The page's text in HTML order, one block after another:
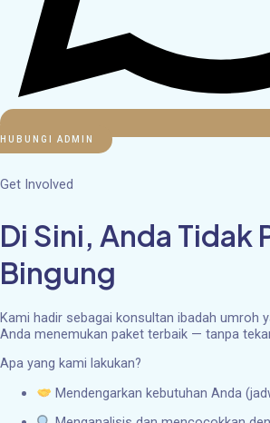
HUBUNGI ADMIN
Get Involved
Di Sini, Anda Tidak
Bingung
Kami hadir sebagai konsultan ibadah umroh
Anda menemukan paket terbaik — tanpa
Apa yang kami lakukan?
Mendengarkan kebutuhan Anda